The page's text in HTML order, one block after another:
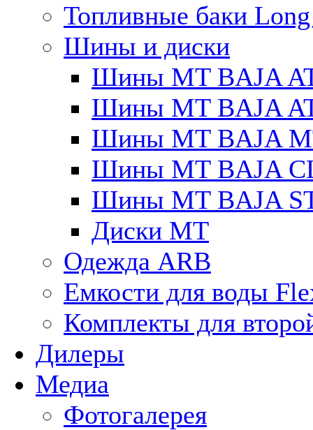
Топливные баки
Шины и диски
Шины MT BAJA
Шины MT BAJA
Шины MT BAJA
Шины MT BAJA
Шины MT BAJA
Диски MT
Одежда ARB
Емкости для воды
Комплекты для
Дилеры
Медиа
Фотогалерея